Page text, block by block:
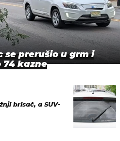
se prerušio u grm i
74 kazne
brisač, a SUV-